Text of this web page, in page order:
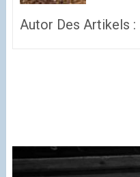
Autor Des Artikels :